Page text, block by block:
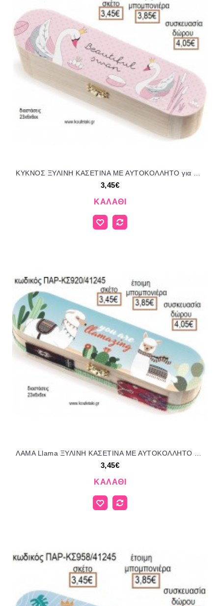
ΚΥΚΝΟΣ ΞΥΛΙΝΗ ΚΑΣΕΤΙΝΑ ΜΕ ΑΥΤΟΚΟΛΛΗΤΟ για μπομπονιέρες - δώρα πάρτυ - εορτών - γέννησης - γούρια - φτιάξτο μόνος σου ΠΑΡ-ΚΣ893/41245 3.45€!!!
3,45€
ΚΑΛΆΘΙ
ΛΑΜΑ Llama ΞΥΛΙΝΗ ΚΑΣΕΤΙΝΑ ΜΕ ΑΥΤΟΚΟΛΛΗΤΟ για μπομπονιέρες - δώρα πάρτυ - εορτών - γέννησης - γούρια - φτιάξτο μόνος σου ΠΑΡ-ΚΣ920/41245 3.45€!!!
3,45€
ΚΑΛΆΘΙ